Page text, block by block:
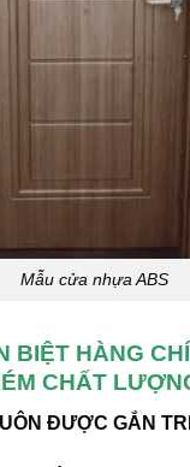
Mẫu cửa nhựa ABS
BIỆT HÀNG
CHẤT
ĐƯỢC GẮN